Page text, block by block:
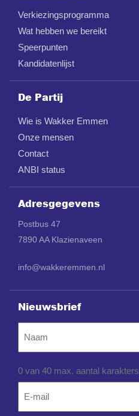
Verkiezingsprogramma
Wat hebben we bereikt
Speerpunten
Kandidatenlijst
De Partij
Wie is Wakker Emmen
Onze mensen
Contact
ANBI status
Adresgegevens
Postbus 47
7890 AA Klazienaveen
info@wakkeremmen.nl
Nieuwsbrief
0 van 40 max. aantal karakters